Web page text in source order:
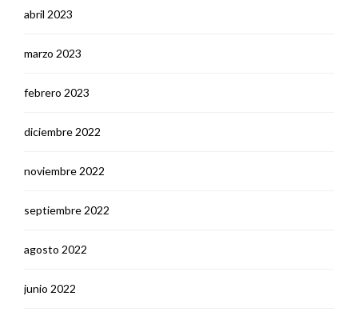
abril 2023
marzo 2023
febrero 2023
diciembre 2022
noviembre 2022
septiembre 2022
agosto 2022
junio 2022